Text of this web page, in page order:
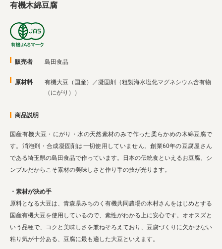
有機木綿豆腐
販売者 島田食品
原材料
有機大豆（国産）／凝固剤（粗製海水塩化マグネシウム含有物
（にがり））
商品説明
国産有機大豆・にがり・水の天然素材のみで作った柔らかめの木綿豆腐で
す。消泡剤・合成凝固剤は一切使用していません。創業60年の豆腐屋さん
である埼玉県の島田食品で作っています。日本の伝統食といえるお豆腐、シ
ンプルだからこそ素材の美味しさと作り手の技が光ります。
・素材が決め手
原料となる大豆は、青森県みちのく有機共同農場の木村さんをはじめとする
国産有機大豆を使用しているので、素性がわかる上に安心です。オオスズと
いう品種で、コクと美味しさを兼ねそろえており、豆腐づくりに欠かせない
粘り気が十分ある、豆腐に最も適した大豆といえます。